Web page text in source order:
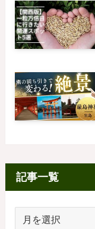
記事一覧